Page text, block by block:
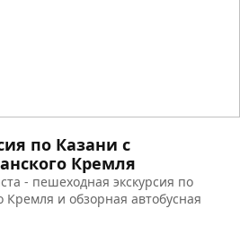
по Казани с
Кремля
- пешеходная экскурсия по
Кремля и обзорная автобусная